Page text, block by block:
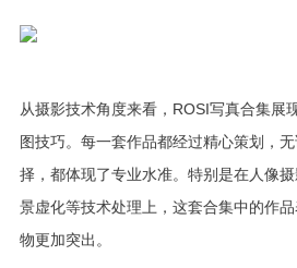
从摄影技术角度来看，ROSI写真合集展
图技巧。每一套作品都经过精心策划，
择，都体现了专业水准。特别是在人像
景虚化等技术处理上，这套合集中的作
物更加突出。